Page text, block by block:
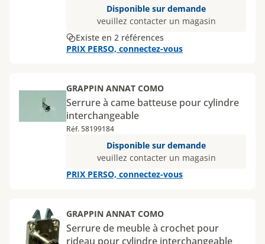
Disponible sur demande
veuillez contacter un magasin
Existe en 2 références
PRIX PERSO, connectez-vous
GRAPPIN ANNAT COMO
Serrure à came batteuse pour cylindre
interchangeable
Réf. 58199184
Disponible sur demande
veuillez contacter un magasin
PRIX PERSO, connectez-vous
GRAPPIN ANNAT COMO
Serrure de meuble à crochet pour
rideau pour cylindre interchangeable